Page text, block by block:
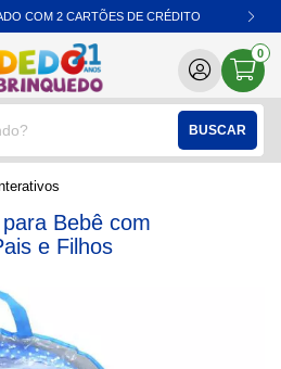
BUSCAR
0
COM 2 CARTÕES DE CRÉDITO
Bebê com
e Filhos